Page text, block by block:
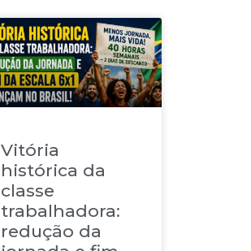
Vitória
histórica da
classe
trabalhadora:
redução da